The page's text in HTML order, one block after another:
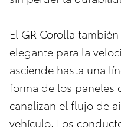
El GR Corolla
elegante para la
asciende hasta una
forma de los paneles
canalizan el flujo de
vehículo. Los